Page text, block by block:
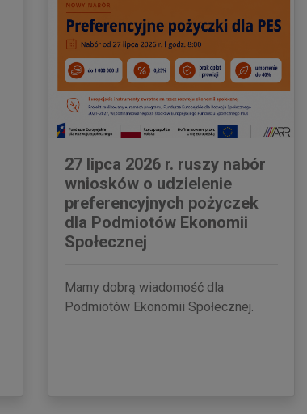
27 lipca 2026 r. ruszy nabór
wniosków o udzielenie
preferencyjnych pożyczek
dla Podmiotów Ekonomii
Społecznej
Mamy dobrą wiadomość dla
Podmiotów Ekonomii Społecznej.